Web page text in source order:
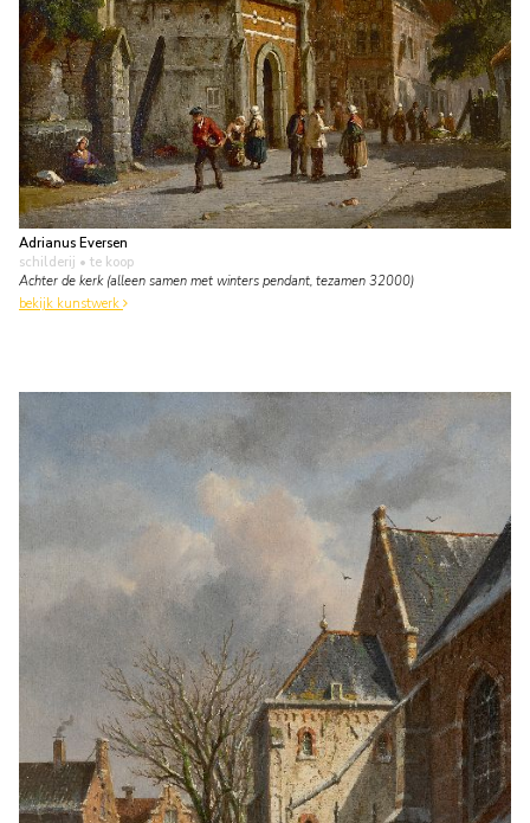
Adrianus Eversen
schilderij • te koop
Achter de kerk (alleen samen met winters pendant, tezamen 32000)
bekijk kunstwerk